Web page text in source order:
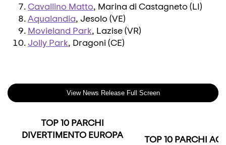
Cavallino Matto, Marina di Castagneto (LI)
Aqualandia, Jesolo (VE)
Movieland Park, Lazise (VR)
Jolly Park, Dragoni (CE)
View News Release Full Screen
TOP 10 PARCHI
DIVERTIMENTO EUROPA
TOP 10 PARCHI